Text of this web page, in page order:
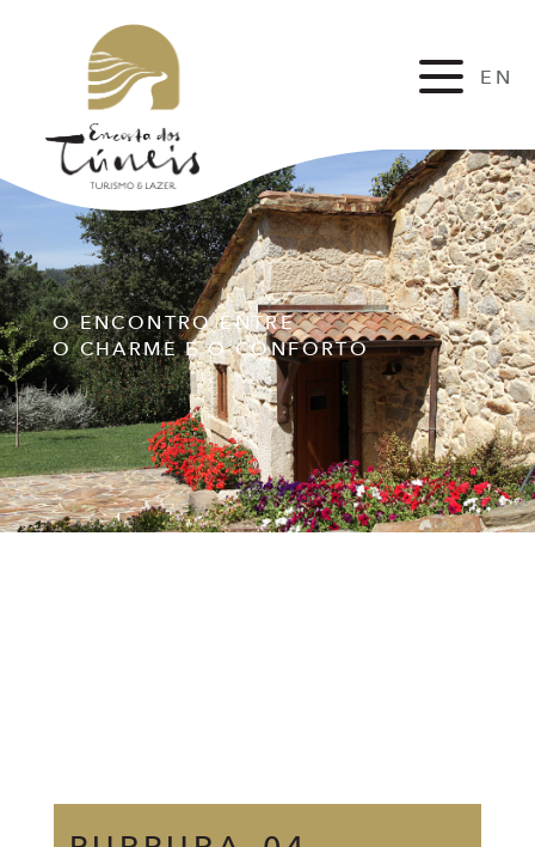
EN
O ENCONTRO ENTRE
O CHARME E O CONFORTO